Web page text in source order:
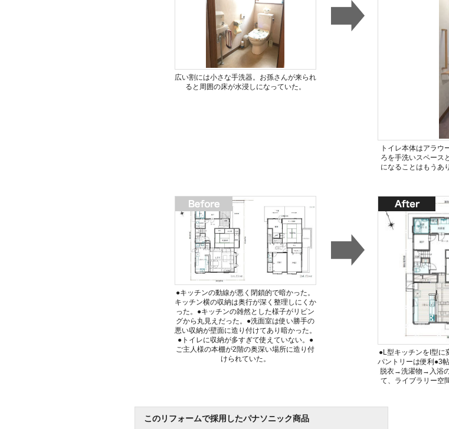
広い割には小さな手洗器。お孫さんが来られ
ると周囲の床が水浸しになっていた。
トイレ本体はアラ
ろを手洗いスペース
になることはもうあ
●キッチンの動線が悪く閉鎖的で暗かった。
キッチン横の収納は奥行が深く整理しにくか
った。●キッチンの雑然とした様子がリビン
グから丸見えだった。●洗面室は使い勝手の
悪い収納が壁面に造り付けてあり暗かった。
●トイレに収納が多すぎて使えていない。●
ご主人様の本棚が2階の奥深い場所に造り付
けられていた。
●L型キッチンをI型に
パントリーは便利●3
脱衣→洗濯物→入浴
て、ライブラリー空
このリフォームで採用したパナソニック商品